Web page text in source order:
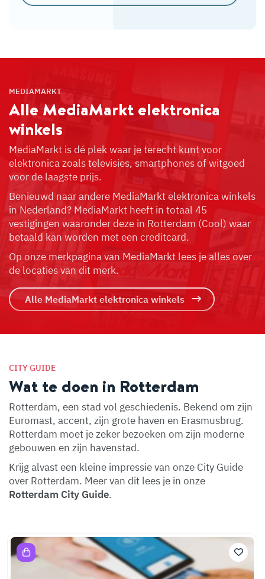
MEDIAMARKT
Alle MediaMarkt elektronica
winkels
MediaMarkt is dé plek waar je terecht kunt voor
elektronica zoals televisies, smartphones of witgoed
voor de laagste prijs.
Benieuwd naar andere MediaMarkt elektronica winkels
in Nederland? MediaMarkt heeft in totaal 45
vestigingen waaronder deze in Rotterdam (Cool) waar
betaald kan worden met een creditcard.
Op onze merkpagina van MediaMarkt lees je alles over
de locaties van dit merk.
Alle MediaMarkt elektronica winkels
CITY GUIDE
Wat te doen in Rotterdam
Rotterdam, een stad vol geschiedenis. Bekend om zijn
Euromast, accent, zijn grote haven en Erasmusbrug.
Rotterdam moet je zeker bezoeken om zijn moderne
gebouwen en zijn havenstad.
Krijg alvast een kleine impressie van onze City Guide
over Rotterdam. Meer van dit lees je in onze
Rotterdam City Guide.